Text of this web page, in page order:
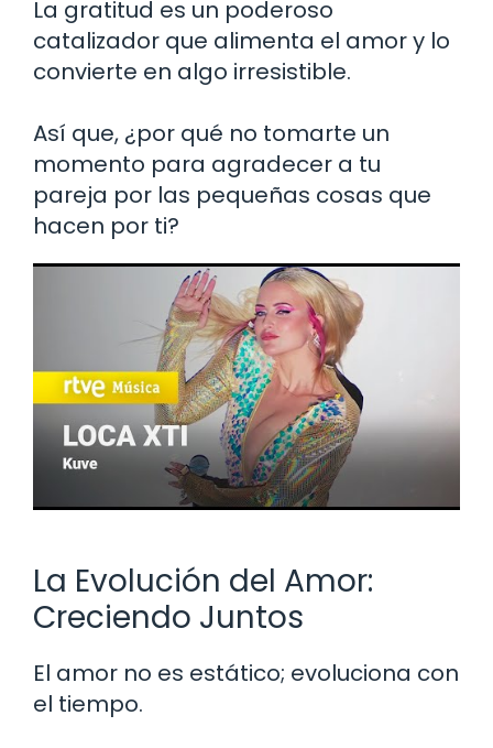
La gratitud es un poderoso
catalizador que alimenta el amor y lo
convierte en algo irresistible.
Así que, ¿por qué no tomarte un
momento para agradecer a tu
pareja por las pequeñas cosas que
hacen por ti?
La Evolución del Amor:
Creciendo Juntos
El amor no es estático; evoluciona con
el tiempo.